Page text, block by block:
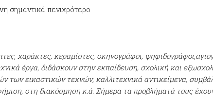
σημαντικά πενιχρότερο
χαράκτες, κεραμίστες, σκηνογράφοι,
έργα, διδάσκουν στην εκπαίδευση, σχολική και
εικαστικών τεχνών, καλλιτεχνικά αντικείμενα,
στη διακόσμηση κ.ά. Σήμερα τα προβλήματά τους